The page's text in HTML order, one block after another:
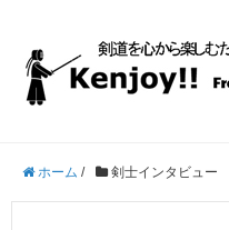
ホーム / 剣士インタビュー